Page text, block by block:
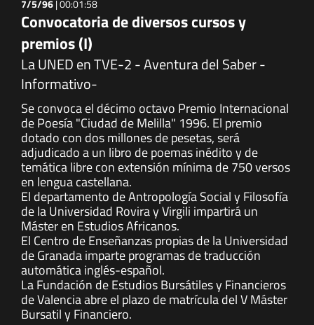
7/5/96|00:01:58
Convocatoria de diversos cursos y
premios (I)
La UNED en TVE-2 - Aventura del Saber -
Informativo-
Se convoca el décimo octavo Premio Internacional
de Poesía "Ciudad de Melilla" 1996. El premio
dotado con dos millones de pesetas, será
adjudicado a un libro de poemas inédito y de
temática libre con extensión mínima de 750 versos
en lengua castellana.
El departamento de Antropología Social y Filosofía
de la Universidad Rovira y Virgili impartirá un
Máster en Estudios Africanos.
El Centro de Enseñanzas propias de la Universidad
de Granada imparte programas de traducción
automática inglés-español.
La Fundación de Estudios Bursátiles y Financieros
de Valencia abre el plazo de matrícula del V Máster
Bursatil y Financiero.